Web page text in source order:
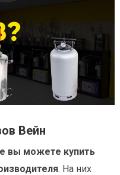
Вейн
вы можете купить
. На них